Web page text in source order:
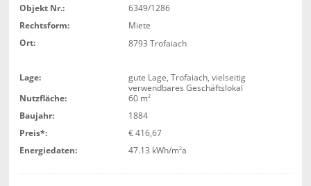
Objekt Nr.:
6349/1286
Rechtsform:
Miete
Ort:
8793 Trofaiach
Lage:
gute Lage, Trofaiach, vielseitig
verwendbares Geschäftslokal
Nutzfläche:
60 m2
Baujahr:
1884
Preis*:
€ 416,67
Energiedaten:
47.13 kWh/m2a